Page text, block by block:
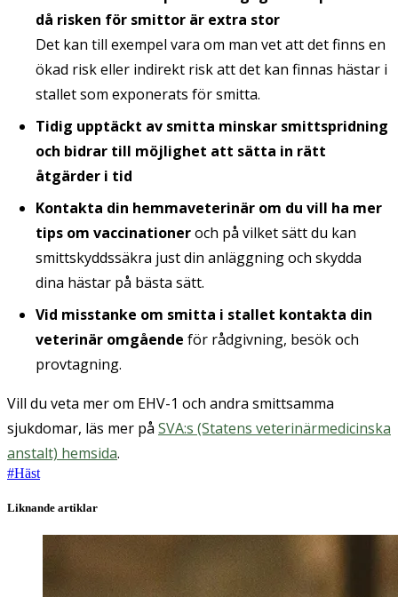
då risken för smittor är extra stor
Det kan till exempel vara om man vet att det finns en
ökad risk eller indirekt risk att det kan finnas hästar i
stallet som exponerats för smitta.
Tidig upptäckt av smitta minskar smittspridning
och bidrar till möjlighet att sätta in rätt
åtgärder i tid
Kontakta din hemmaveterinär om du vill ha mer
tips om vaccinationeroch på vilket sätt du kan
smittskyddssäkra just din anläggning och skydda
dina hästar på bästa sätt.
Vid misstanke om smitta i stallet kontakta din
veterinär omgående för rådgivning, besök och
provtagning.
Vill du veta mer om EHV-1 och andra smittsamma
sjukdomar, läs mer på SVA:s (Statens veterinärmedicinska
anstalt) hemsida.
#Häst
Liknande artiklar